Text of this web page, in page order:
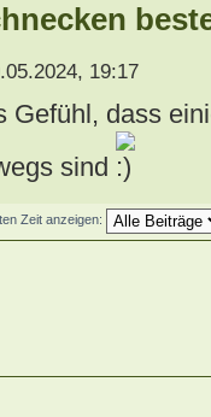
19:17
Gefühl, dass
sind
Zeit anzeigen: